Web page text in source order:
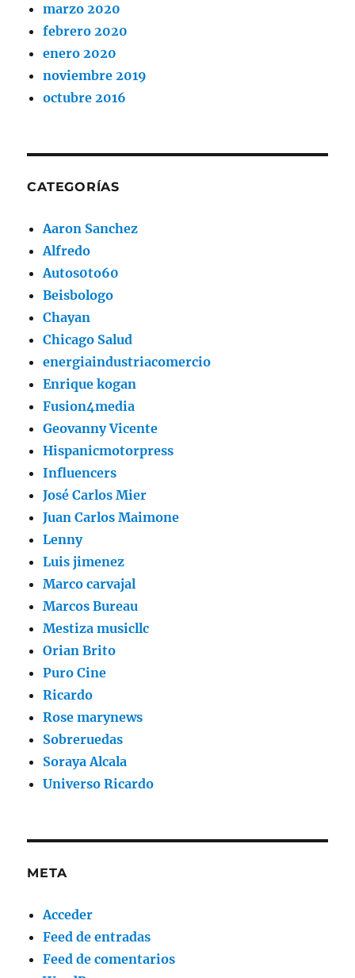
marzo 2020
febrero 2020
enero 2020
noviembre 2019
octubre 2016
CATEGORÍAS
Aaron Sanchez
Alfredo
Autos0to60
Beisbologo
Chayan
Chicago Salud
energiaindustriacomercio
Enrique kogan
Fusion4media
Geovanny Vicente
Hispanicmotorpress
Influencers
José Carlos Mier
Juan Carlos Maimone
Lenny
Luis jimenez
Marco carvajal
Marcos Bureau
Mestiza musicllc
Orian Brito
Puro Cine
Ricardo
Rose marynews
Sobreruedas
Soraya Alcala
Universo Ricardo
META
Acceder
Feed de entradas
Feed de comentarios